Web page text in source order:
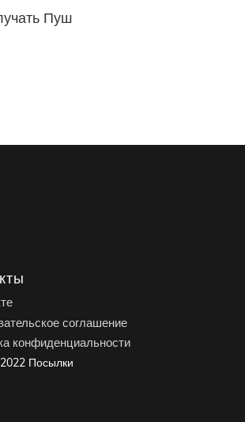
Пуш
соглашение
конфиденциальности
Посылки